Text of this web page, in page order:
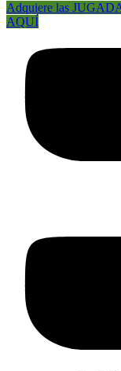
Adquiere las
AQUÍ